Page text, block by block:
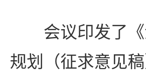
会议印发了
规划（征求意见